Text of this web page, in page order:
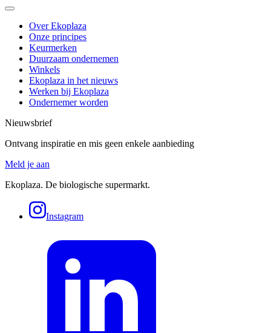
Over Ekoplaza
Onze principes
Keurmerken
Duurzaam ondernemen
Winkels
Ekoplaza in het nieuws
Werken bij Ekoplaza
Ondernemer worden
Nieuwsbrief
Ontvang inspiratie en mis geen enkele aanbieding
Meld je aan
Ekoplaza. De biologische supermarkt.
Instagram